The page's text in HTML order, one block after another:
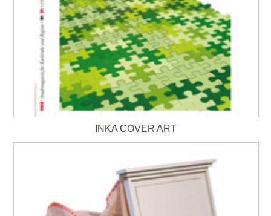
INKA COVER ART